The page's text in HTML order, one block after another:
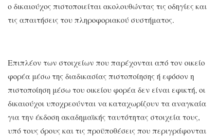
ο δικαιούχος πιστοποιείται ακολουθώντας τις οδηγίες και
τις απαιτήσεις του πληροφοριακού συστήματος.
Επιπλέον των στοιχείων που παρέχονται από τον οικείο
φορέα μέσω της διαδικασίας πιστοποίησης ή εφόσον η
πιστοποίηση μέσω του οικείου φορέα δεν είναι εφικτή, οι
δικαιούχοι υποχρεούνται να καταχωρίζουν τα αναγκαία
για την έκδοση ακαδημαϊκής ταυτότητας στοιχεία τους,
υπό τους όρους και τις προϋποθέσεις που περιγράφονται